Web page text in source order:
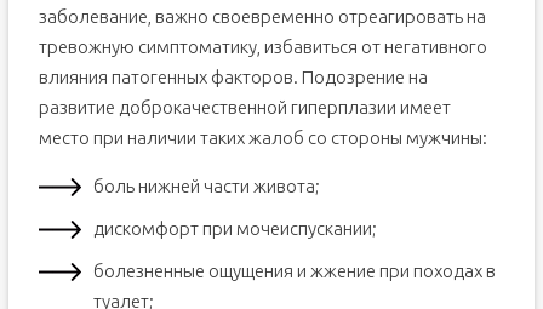
заболевание, важно своевременно отреагировать на
тревожную симптоматику, избавиться от негативного
влияния патогенных факторов. Подозрение на
развитие доброкачественной гиперплазии имеет
место при наличии таких жалоб со стороны мужчины:
боль нижней части живота;
дискомфорт при мочеиспускании;
болезненные ощущения и жжение при походах в
туалет;